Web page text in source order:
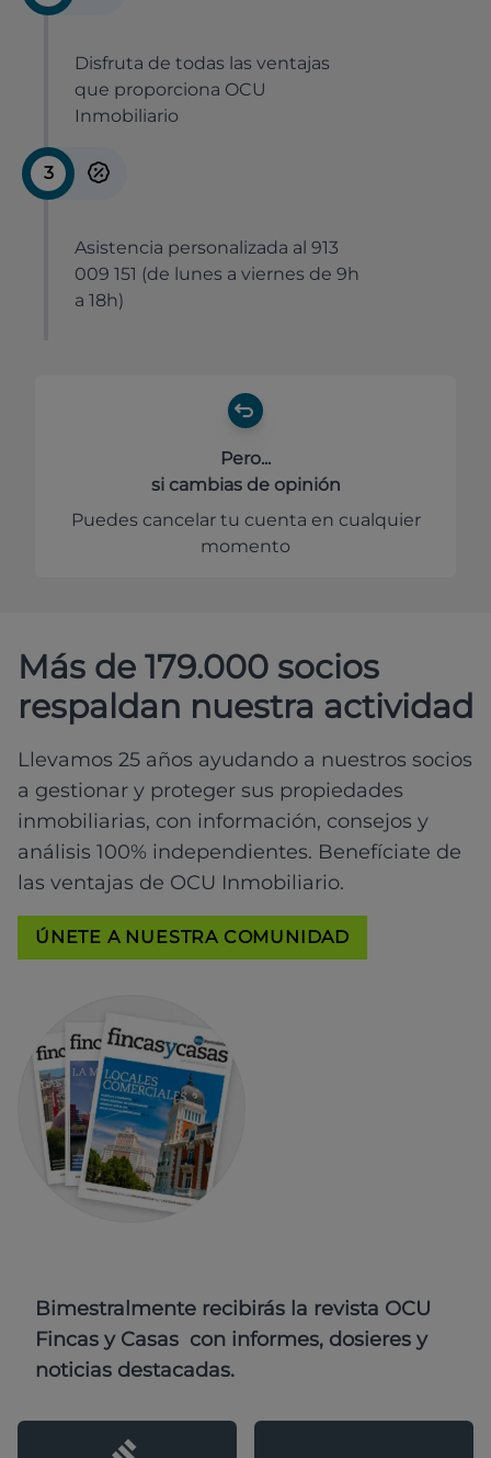
Disfruta de todas las ventajas
que proporciona OCU
Inmobiliario
3
Asistencia personalizada al 913
009 151 (de lunes a viernes de 9h
a 18h)
Pero...
si cambias de opinión
Puedes cancelar tu cuenta en cualquier
momento
Más de 179.000 socios
respaldan nuestra actividad
Llevamos 25 años ayudando a nuestros socios
a gestionar y proteger sus propiedades
inmobiliarias, con información, consejos y
análisis 100% independientes. Benefíciate de
las ventajas de OCU Inmobiliario.
ÚNETE A NUESTRA COMUNIDAD
Bimestralmente recibirás la revista OCU
Fincas y Casas con informes, dosieres y
noticias destacadas.